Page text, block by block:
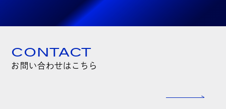
CONTACT
お問い合わせはこちら